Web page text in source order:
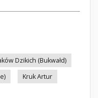
Dzikich (Bukwałd)
Kruk Artur